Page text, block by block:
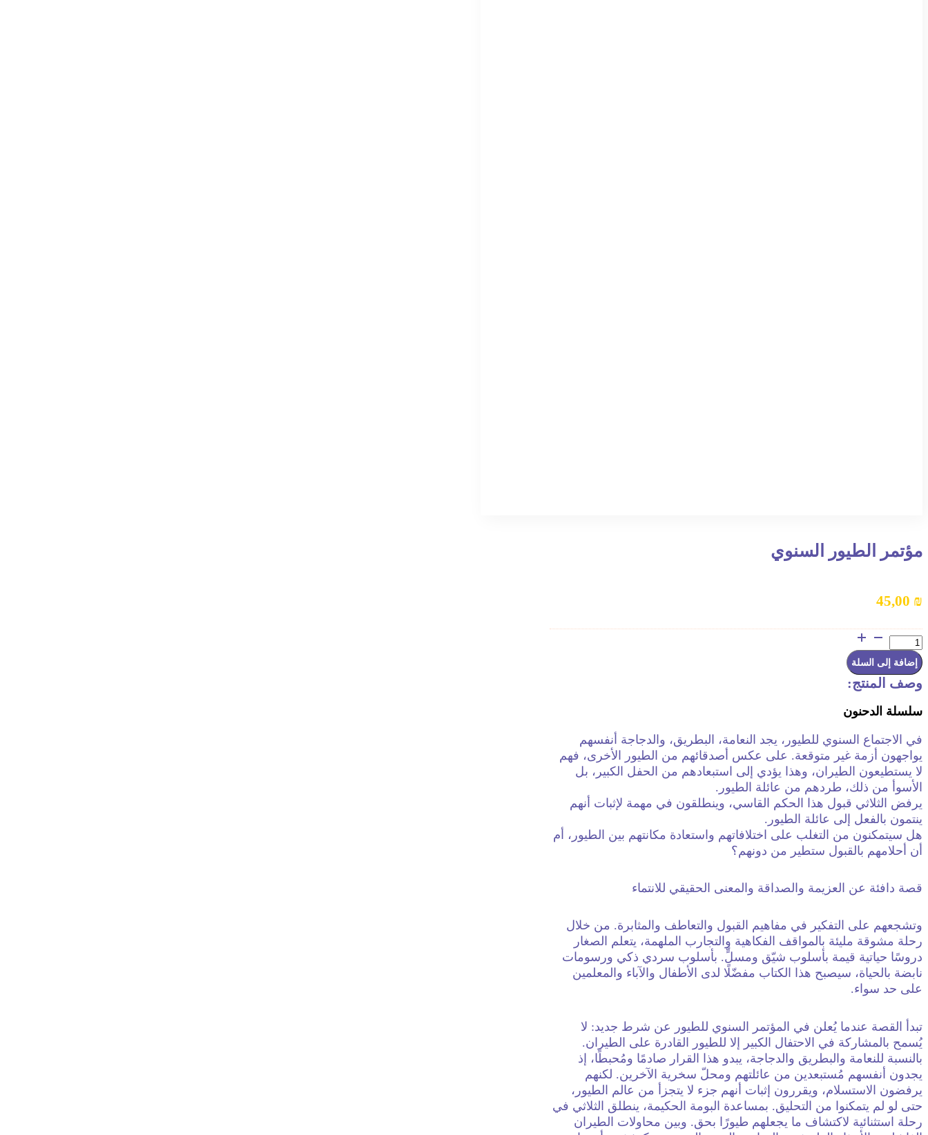
مؤتمر الطيور السنوي
45,00 ₪
كمية
مؤتمر
الطيور
السنوي
إضافة إلى السلة
وصف المنتج:
سلسلة الدحنون
في الاجتماع السنوي للطيور، يجد النعامة، البطريق، والدجاجة أنفسهم
يواجهون أزمة غير متوقعة. على عكس أصدقائهم من الطيور الأخرى، فهم
لا يستطيعون الطيران، وهذا يؤدي إلى استبعادهم من الحفل الكبير، بل
الأسوأ من ذلك، طردهم من عائلة الطيور.
يرفض الثلاثي قبول هذا الحكم القاسي، وينطلقون في مهمة لإثبات أنهم
ينتمون بالفعل إلى عائلة الطيور.
هل سيتمكنون من التغلب على اختلافاتهم واستعادة مكانتهم بين الطيور، أم
أن أحلامهم بالقبول ستطير من دونهم؟
قصة دافئة عن العزيمة والصداقة والمعنى الحقيقي للانتماء
وتشجعهم على التفكير في مفاهيم القبول والتعاطف والمثابرة. من خلال
رحلة مشوقة مليئة بالمواقف الفكاهية والتجارب الملهمة، يتعلم الصغار
دروسًا حياتية قيمة بأسلوب شيّق ومسلٍّ. بأسلوب سردي ذكي ورسومات
نابضة بالحياة، سيصبح هذا الكتاب مفضّلًا لدى الأطفال والآباء والمعلمين
على حد سواء.
تبدأ القصة عندما يُعلن في المؤتمر السنوي للطيور عن شرط جديد: لا
يُسمح بالمشاركة في الاحتفال الكبير إلا للطيور القادرة على الطيران.
بالنسبة للنعامة والبطريق والدجاجة، يبدو هذا القرار صادمًا ومُحبطًا، إذ
يجدون أنفسهم مُستبعدين من عائلتهم ومحلّ سخرية الآخرين. لكنهم
يرفضون الاستسلام، ويقررون إثبات أنهم جزء لا يتجزأ من عالم الطيور،
حتى لو لم يتمكنوا من التحليق. بمساعدة البومة الحكيمة، ينطلق الثلاثي في
رحلة استثنائية لاكتشاف ما يجعلهم طيورًا بحق. وبين محاولات الطيران